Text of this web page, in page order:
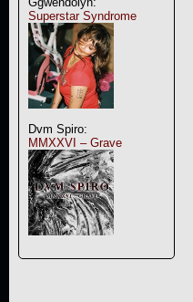
Superstar Syndrome
Dvm Spiro:
MMXXVI – Grave